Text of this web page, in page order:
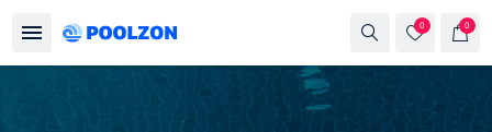
0 0